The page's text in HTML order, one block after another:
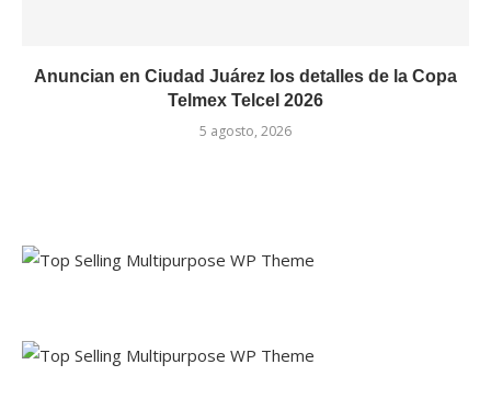
Anuncian en Ciudad Juárez los detalles de la Copa
Telmex Telcel 2026
5 agosto, 2026